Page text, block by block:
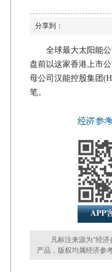
分享到：
全球最大太阳能公
盘前以这家香港上市
母公司汉能控股集团
笔。
凡标注来源为“经济参
产品，版权均属经济参